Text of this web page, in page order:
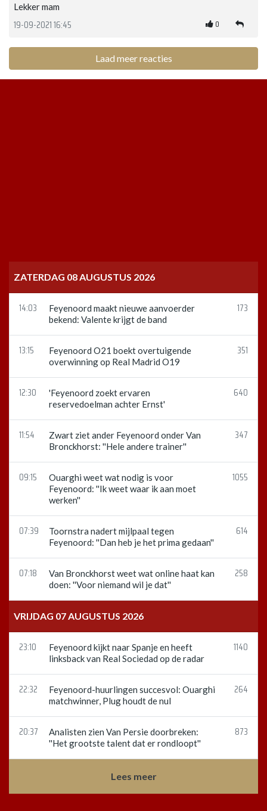
Lekker mam
19-09-2021 16:45 0
Laad meer reacties
ZATERDAG 08 AUGUSTUS 2026
14:03
Feyenoord maakt nieuwe aanvoerder
bekend: Valente krijgt de band
173
13:15
Feyenoord O21 boekt overtuigende
overwinning op Real Madrid O19
351
12:30
'Feyenoord zoekt ervaren
reservedoelman achter Ernst'
640
11:54
Zwart ziet ander Feyenoord onder Van
Bronckhorst: ''Hele andere trainer''
347
09:15
Ouarghi weet wat nodig is voor
Feyenoord: ''Ik weet waar ik aan moet
werken''
1055
07:39
Toornstra nadert mijlpaal tegen
Feyenoord: ''Dan heb je het prima gedaan''
614
07:18
Van Bronckhorst weet wat online haat kan
doen: ''Voor niemand wil je dat''
258
VRIJDAG 07 AUGUSTUS 2026
23:10
Feyenoord kijkt naar Spanje en heeft
linksback van Real Sociedad op de radar
1140
22:32
Feyenoord-huurlingen succesvol: Ouarghi
matchwinner, Plug houdt de nul
264
20:37
Analisten zien Van Persie doorbreken:
''Het grootste talent dat er rondloopt''
873
Lees meer